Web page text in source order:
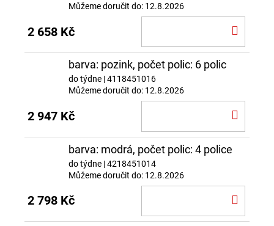
Můžeme doručit do: 12.8.2026
2 658 Kč
barva: pozink, počet polic: 6 polic
do týdne | 4118451016
Můžeme doručit do: 12.8.2026
2 947 Kč
barva: modrá, počet polic: 4 police
do týdne | 4218451014
Můžeme doručit do: 12.8.2026
2 798 Kč